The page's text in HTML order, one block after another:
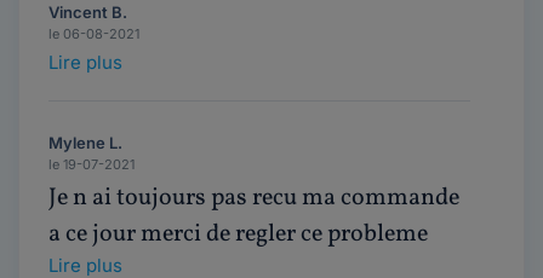
Vincent B.
le 06-08-2021
Lire plus
Mylene L.
le 19-07-2021
Je n ai toujours pas recu ma commande
a ce jour merci de regler ce probleme
Lire plus